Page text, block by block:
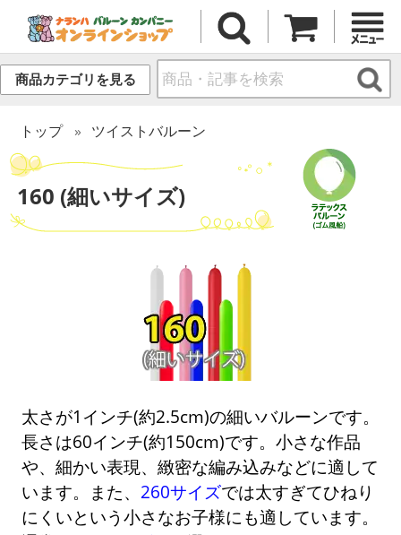
商品カテゴリを見る
トップ ツイストバルーン
160 (細いサイズ)
太さが1インチ(約2.5cm)の細いバルーンです。
長さは60インチ(約150cm)です。小さな作品
や、細かい表現、緻密な編み込みなどに適して
います。また、 260サイズでは太すぎてひねり
にくいという小さなお子様にも適しています。